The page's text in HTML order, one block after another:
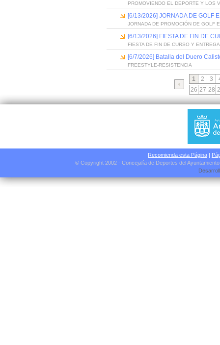
PROMOVIENDO EL DEPORTE Y LOS
[6/13/2026] JORNADA DE GOLF
JORNADA DE PROMOCIÓN DE GOLF
[6/13/2026] FIESTA DE FIN DE
FIESTA DE FIN DE CURSO Y
[6/7/2026] Batalla del Duero
FREESTYLE-RESISTENCIA
1 2 3
26 27 28
Recomienda esta Página |
© Copyright 2002 - Concejalía de Deportes del